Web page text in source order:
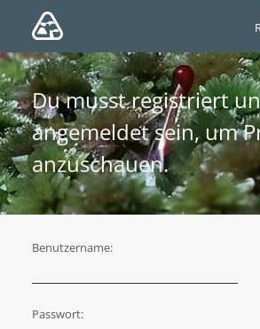
Du musst registriert
angemeldet sein, um
anzuschauen.
Benutzername:
Passwort: